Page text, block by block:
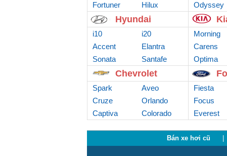
Fortuner
Hilux
Odyssey
Hyundai
i10
i20
Accent
Elantra
Sonata
Santafe
Morning
Carens
Optima
Chevrolet
Spark
Aveo
Cruze
Orlando
Captiva
Colorado
Fiesta
Focus
Everest
Bán xe hơi cũ